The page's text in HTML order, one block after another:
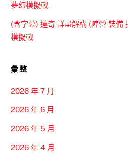
夢幻模擬戰
(含字幕) 達奇 詳盡解構 (陣營 裝備
模擬戰
彙整
2026 年 7 月
2026 年 6 月
2026 年 5 月
2026 年 4 月